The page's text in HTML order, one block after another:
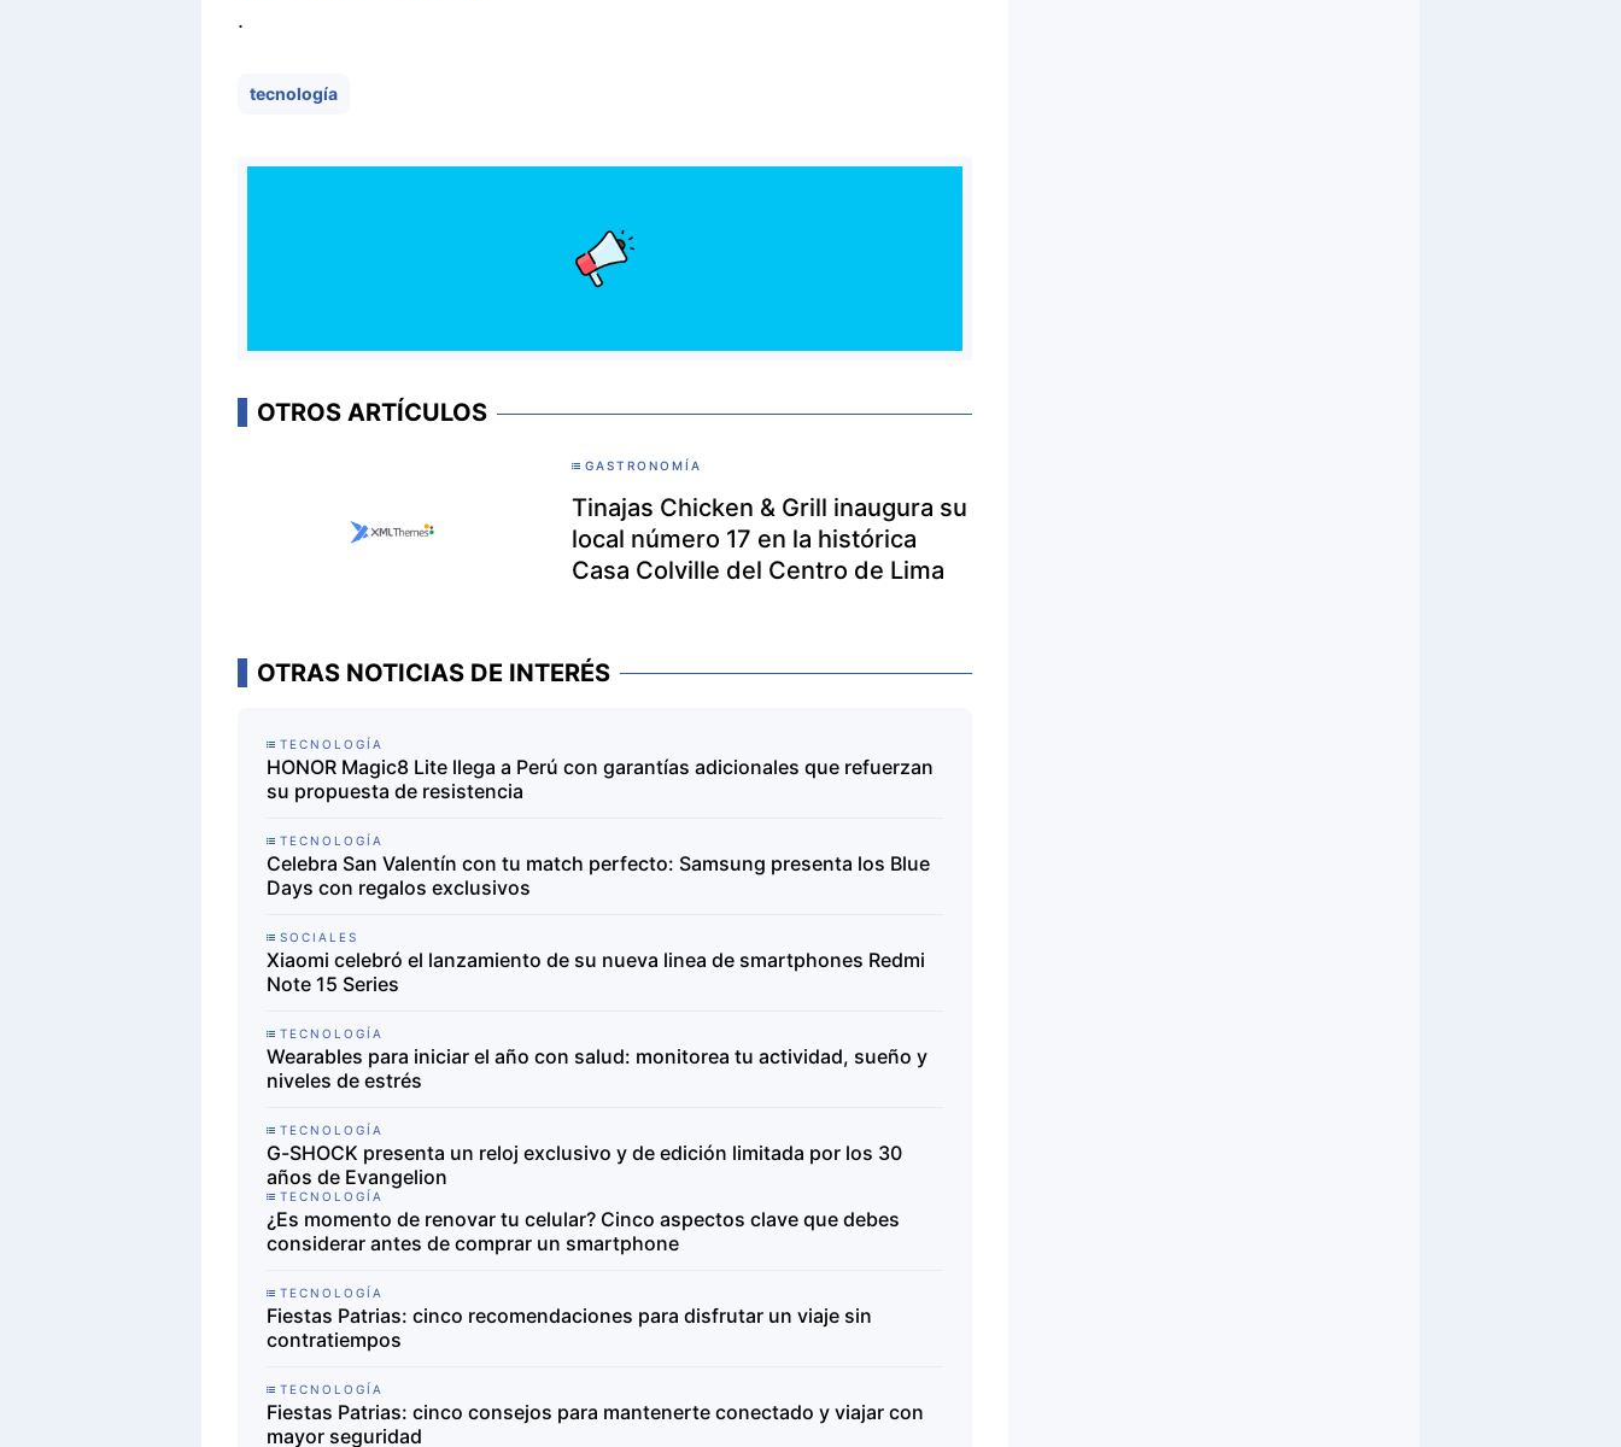
.
tecnología
OTROS ARTÍCULOS
GASTRONOMÍA
Tinajas Chicken & Grill inaugura su
local número 17 en la histórica
Casa Colville del Centro de Lima
OTRAS NOTICIAS DE INTERÉS
TECNOLOGÍA
HONOR Magic8 Lite llega a Perú con garantías adicionales que refuerzan
su propuesta de resistencia
TECNOLOGÍA
Celebra San Valentín con tu match perfecto: Samsung presenta los Blue
Days con regalos exclusivos
SOCIALES
Xiaomi celebró el lanzamiento de su nueva linea de smartphones Redmi
Note 15 Series
TECNOLOGÍA
Wearables para iniciar el año con salud: monitorea tu actividad, sueño y
niveles de estrés
TECNOLOGÍA
G-SHOCK presenta un reloj exclusivo y de edición limitada por los 30
años de Evangelion
TECNOLOGÍA
¿Es momento de renovar tu celular? Cinco aspectos clave que debes
considerar antes de comprar un smartphone
TECNOLOGÍA
Fiestas Patrias: cinco recomendaciones para disfrutar un viaje sin
contratiempos
TECNOLOGÍA
Fiestas Patrias: cinco consejos para mantenerte conectado y viajar con
mayor seguridad